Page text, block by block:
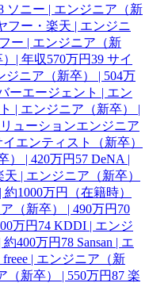
ソニー | エンジニア（新
フー・楽天 | エンジニ
ー | エンジニア（新
| 年収570万円39 サイ
ニア（新卒） | 504万
ーエージェント | エン
| エンジニア（新卒） |
ューションエンジニア
エンティスト（新卒）
） | 420万円 57 DeNA |
| エンジニア（新卒）
1000万円（在籍時）
（新卒） | 490万円 70
万円 74 KDDI | エンジ
400万円 78 Sansan | エ
freee | エンジニア（新
（新卒） | 550万円87 楽